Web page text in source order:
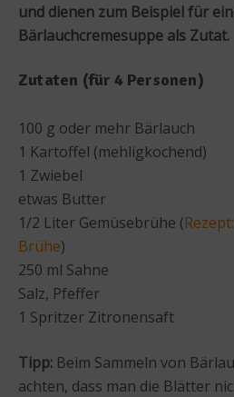
und dienen zum Beispiel für
Bärlauchcremesuppe als Zutat.
Zutaten (für 4 Personen)
100 g oder mehr Bärlauch
1 Kartoffel (mehligkochend)
1 Zwiebel
etwas Butter
1/2 Liter Gemüsebrühe (
Brühe)
250 ml Sahne
Salz, Pfeffer
1 Spritzer Zitronensaft
Tipp: Beim Sammeln von
achten, dass man die Blätter